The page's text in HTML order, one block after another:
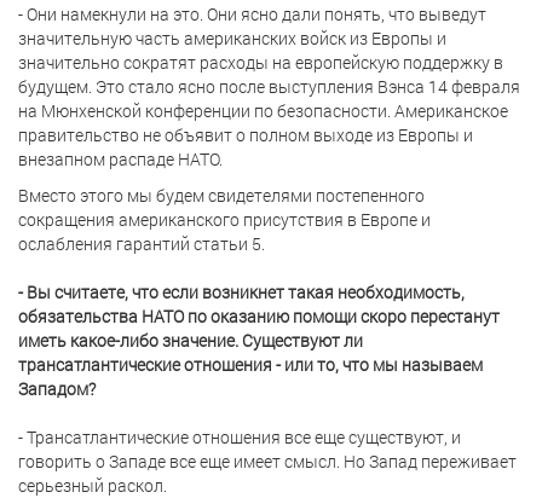
- Они намекнули на это. Они ясно дали понять, что выведут
значительную часть американских войск из Европы и
значительно сократят расходы на европейскую поддержку в
будущем. Это стало ясно после выступления Вэнса 14 февраля
на Мюнхенской конференции по безопасности. Американское
правительство не объявит о полном выходе из Европы и
внезапном распаде НАТО.
Вместо этого мы будем свидетелями постепенного
сокращения американского присутствия в Европе и
ослабления гарантий статьи 5.
- Вы считаете, что если возникнет такая необходимость,
обязательства НАТО по оказанию помощи скоро перестанут
иметь какое-либо значение. Существуют ли
трансатлантические отношения - или то, что мы называем
Западом?
- Трансатлантические отношения все еще существуют, и
говорить о Западе все еще имеет смысл. Но Запад переживает
серьезный раскол.